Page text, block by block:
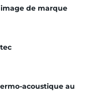
de marque
acoustique au